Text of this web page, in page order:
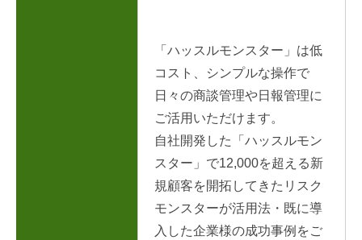
「ハッスルモンスター」は低
コスト、シンプルな操作で
日々の商談管理や日報管理に
ご活用いただけます。
自社開発した「ハッスルモン
スター」で12,000を超える新
規顧客を開拓してきたリスク
モンスターが活用法・既に導
入した企業様の成功事例をご